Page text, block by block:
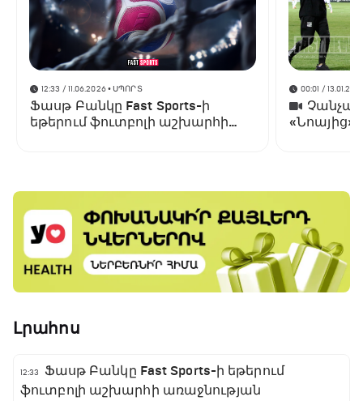
12:33 / 11.06.2026• ՍՊՈՐՏ
Ֆասթ Բանկը Fast Sports-ի
եթերում ֆուտբոլի աշխարհի
00:01 /
«Նոայից»
Լրահոս
12:33
Ֆասթ Բանկը Fast Sports-ի եթերում
ֆուտբոլի աշխարհի առաջնության